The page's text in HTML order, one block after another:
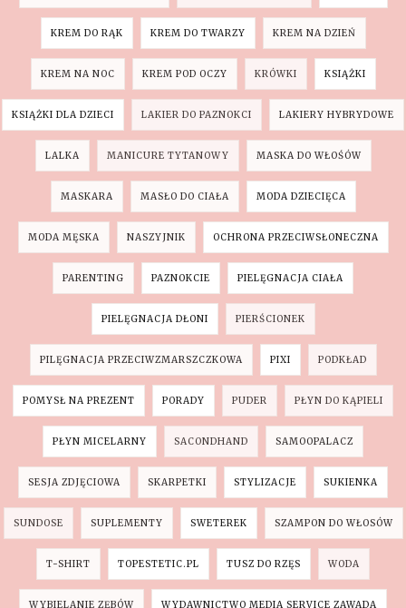
KREM DO RĄK KREM DO TWARZY KREM NA DZIEŃ
KREM NA NOC KREM POD OCZY KRÓWKI KSIĄŻKI
KSIĄŻKI DLA DZIECI LAKIER DO PAZNOKCI LAKIERY HYBRYDOWE
LALKA MANICURE TYTANOWY MASKA DO WŁOŚÓW
MASKARA MASŁO DO CIAŁA MODA DZIECIĘCA
MODA MĘSKA NASZYJNIK OCHRONA PRZECIWSŁONECZNA
PARENTING PAZNOKCIE PIELĘGNACJA CIAŁA
PIELĘGNACJA DŁONI PIERŚCIONEK
PILĘGNACJA PRZECIWZMARSZCZKOWA PIXI PODKŁAD
POMYSŁ NA PREZENT PORADY PUDER PŁYN DO KĄPIELI
PŁYN MICELARNY SACONDHAND SAMOOPALACZ
SESJA ZDJĘCIOWA SKARPETKI STYLIZACJE SUKIENKA
SUNDOSE SUPLEMENTY SWETEREK SZAMPON DO WŁOSÓW
T-SHIRT TOPESTETIC.PL TUSZ DO RZĘS WODA
WYBIELANIE ZĘBÓW WYDAWNICTWO MEDIA SERVICE ZAWADA